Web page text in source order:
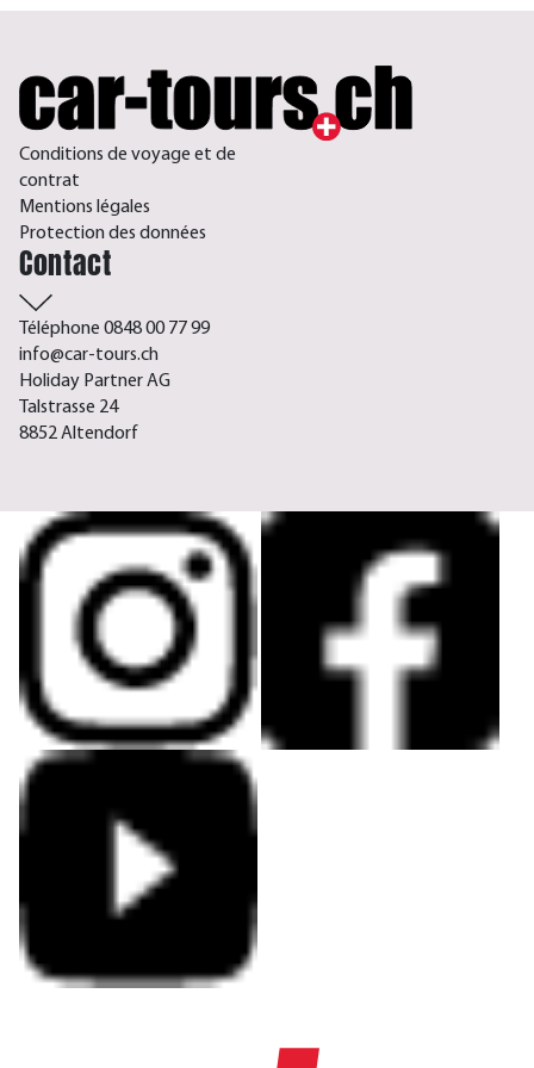
Conditions de voyage et de
contrat
Mentions légales
Protection des données
Contact
Téléphone 0848 00 77 99
info@car-tours.ch
Holiday Partner AG
Talstrasse 24
8852 Altendorf